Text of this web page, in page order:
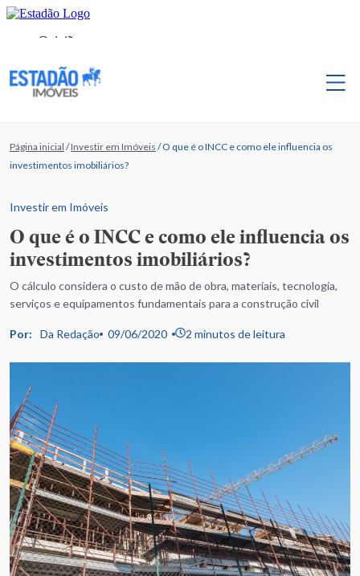
Página inicial /Investir em Imóveis /O que é o INCC e como ele influencia os
investimentos imobiliários?
Investir em Imóveis
O que é o INCC e como ele influencia os
investimentos imobiliários?
O cálculo considera o custo de mão de obra, materiais, tecnologia,
serviços e equipamentos fundamentais para a construção civil
Por: Da Redação 09/06/2020 2 minutos de leitura